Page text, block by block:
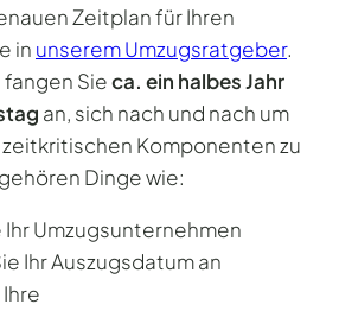
Zeitplan für Ihren
in unserem Umzugsratgeber.
Sieca. ein halbes Jahr
an, sich nach und nach um
Komponenten zu
Dinge wie:
Ihr Umzugsunternehmen
Ihr Auszugsdatum an